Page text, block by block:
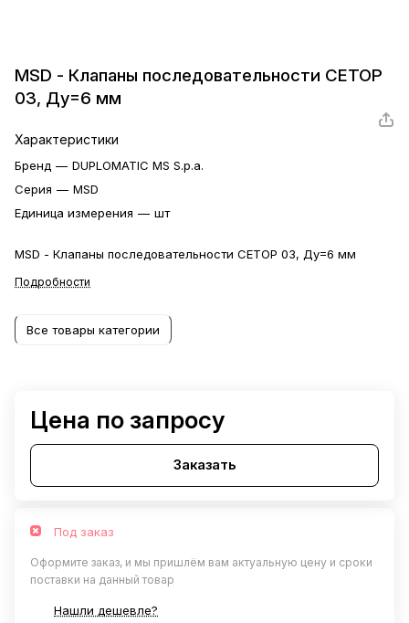
MSD - Клапаны последовательности CETOP
03, Ду=6 мм
Характеристики
Бренд — DUPLOMATIC MS S.p.a.
Серия — MSD
Единица измерения — шт
MSD - Клапаны последовательности CETOP 03, Ду=6 мм
Подробности
Все товары категории
Цена по запросу
Заказать
Под заказ
Оформите заказ, и мы пришлём вам актуальную цену и сроки
поставки на данный товар
Нашли дешевле?